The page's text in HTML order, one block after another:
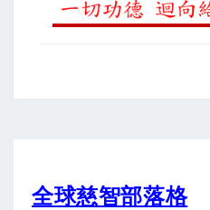
全球慈智部落格